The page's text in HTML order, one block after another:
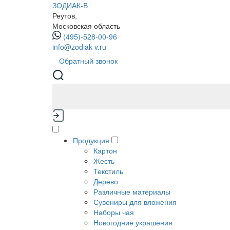
ЗОДИАК-В
Реутов,
Московская область
(495)-528-00-96
info@zodiak-v.ru
Обратный звонок
Продукция
Картон
Жесть
Текстиль
Дерево
Различные материалы
Сувениры для вложения
Наборы чая
Новогодние украшения